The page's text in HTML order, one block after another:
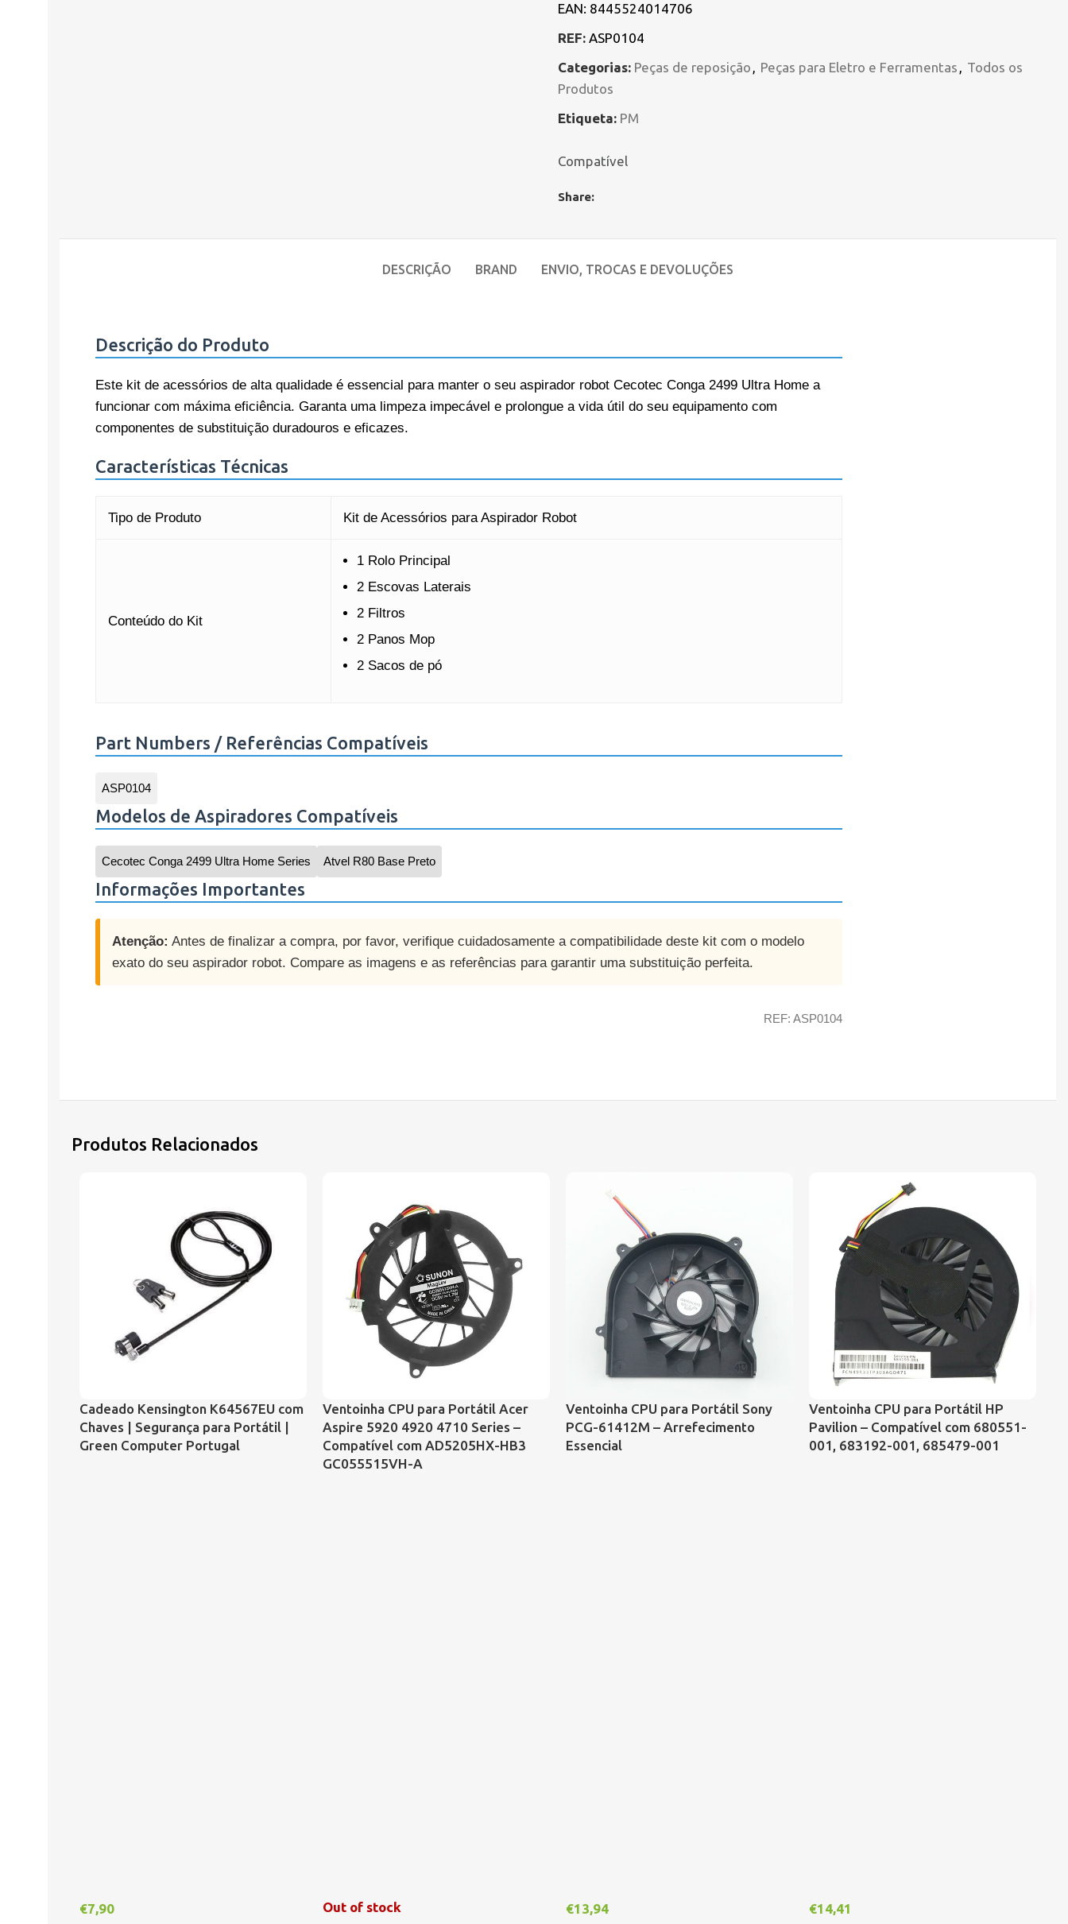
EAN: 8445524014706
REF: ASP0104
Categorias: Peças de reposição , Peças para Eletro e Ferramentas , Todos os
Produtos
Etiqueta: PM
Compatível
Share:
DESCRIÇÃO BRAND ENVIO, TROCAS E DEVOLUÇÕES
Descrição do Produto
Este kit de acessórios de alta qualidade é essencial para manter o seu aspirador robot Cecotec Conga 2499 Ultra Home a
funcionar com máxima eficiência. Garanta uma limpeza impecável e prolongue a vida útil do seu equipamento com
componentes de substituição duradouros e eficazes.
Características Técnicas
Tipo de Produto Kit de Acessórios para Aspirador Robot
Conteúdo do Kit
1 Rolo Principal
2 Escovas Laterais
2 Filtros
2 Panos Mop
2 Sacos de pó
Part Numbers / Referências Compatíveis
ASP0104
Modelos de Aspiradores Compatíveis
Cecotec Conga 2499 Ultra Home Series Atvel R80 Base Preto
Informações Importantes
Atenção: Antes de finalizar a compra, por favor, verifique cuidadosamente a compatibilidade deste kit com o modelo
exato do seu aspirador robot. Compare as imagens e as referências para garantir uma substituição perfeita.
REF: ASP0104
Produtos Relacionados
Cadeado Kensington K64567EU com
Chaves | Segurança para Portátil |
Green Computer Portugal
€7,90
Ventoinha CPU para Portátil Acer
Aspire 5920 4920 4710 Series –
Compatível com AD5205HX-HB3
GC055515VH-A
Out of stock
Ventoinha CPU para Portátil Sony
PCG-61412M – Arrefecimento
Essencial
€13,94
Ventoinha CPU para Portátil HP
Pavilion – Compatível com 680551-
001, 683192-001, 685479-001
€14,41